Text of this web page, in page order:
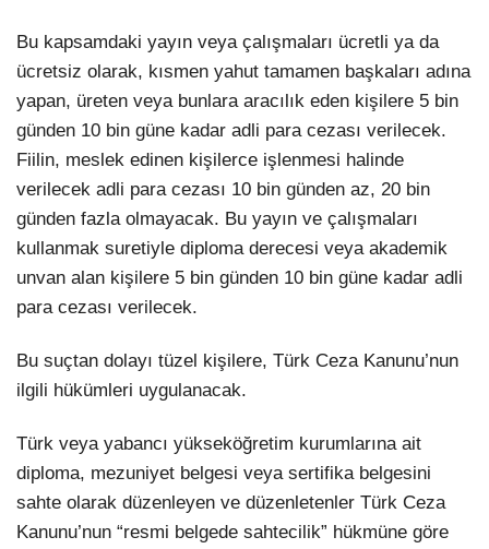
Bu kapsamdaki yayın veya çalışmaları ücretli ya da
ücretsiz olarak, kısmen yahut tamamen başkaları adına
yapan, üreten veya bunlara aracılık eden kişilere 5 bin
günden 10 bin güne kadar adli para cezası verilecek.
Fiilin, meslek edinen kişilerce işlenmesi halinde
verilecek adli para cezası 10 bin günden az, 20 bin
günden fazla olmayacak. Bu yayın ve çalışmaları
kullanmak suretiyle diploma derecesi veya akademik
unvan alan kişilere 5 bin günden 10 bin güne kadar adli
para cezası verilecek.
Bu suçtan dolayı tüzel kişilere, Türk Ceza Kanunu’nun
ilgili hükümleri uygulanacak.
Türk veya yabancı yükseköğretim kurumlarına ait
diploma, mezuniyet belgesi veya sertifika belgesini
sahte olarak düzenleyen ve düzenletenler Türk Ceza
Kanunu’nun “resmi belgede sahtecilik” hükmüne göre